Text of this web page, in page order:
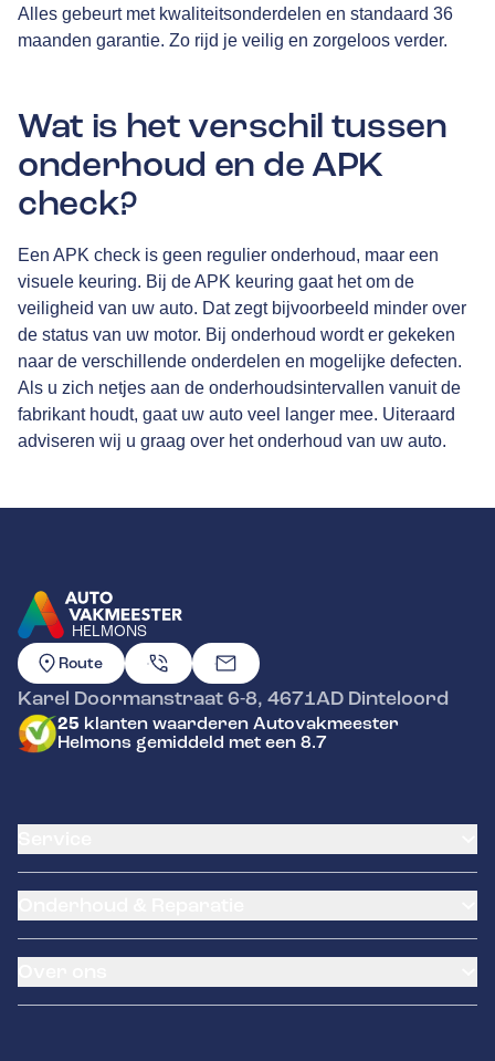
Alles gebeurt met kwaliteitsonderdelen en standaard 36
maanden garantie. Zo rijd je veilig en zorgeloos verder.
Wat is het verschil tussen
onderhoud en de APK
check?
Een APK check is geen regulier onderhoud, maar een
visuele keuring. Bij de APK keuring gaat het om de
veiligheid van uw auto. Dat zegt bijvoorbeeld minder over
de status van uw motor. Bij onderhoud wordt er gekeken
naar de verschillende onderdelen en mogelijke defecten.
Als u zich netjes aan de onderhoudsintervallen vanuit de
fabrikant houdt, gaat uw auto veel langer mee. Uiteraard
adviseren wij u graag over het onderhoud van uw auto.
HELMONS
GA NAAR DE HOMEPAGINA
Route
Karel Doormanstraat 6-8, 4671AD Dinteloord
25 klanten waarderen Autovakmeester
Helmons gemiddeld met een 8.7
Banden service
Klantenkaart
Schade en reparatie